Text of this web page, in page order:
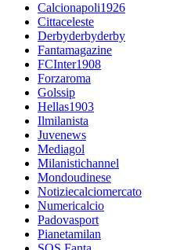
Calcionapoli1926
Cittaceleste
Derbyderbyderby
Fantamagazine
FCInter1908
Forzaroma
Golssip
Hellas1903
Ilmilanista
Juvenews
Mediagol
Milanistichannel
Mondoudinese
Notiziecalciomercato
Numericalcio
Padovasport
Pianetamilan